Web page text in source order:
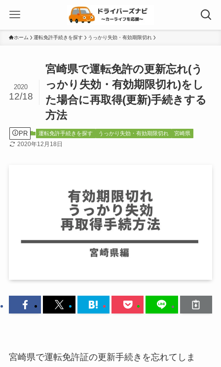
ホーム 運転免許手続きを探す うっかり失効・有効期限切れ
宮崎県で運転免許の更新忘れ(う
っかり失効・有効期限切れ)をし
た場合に再取得(更新)手続きする
方法
2020
12/18
PR 運転免許手続きを探す うっかり失効・有効期限切れ 宮崎県
2020年12月18日
宮崎県で運転免許証の更新手続きを忘れてしま